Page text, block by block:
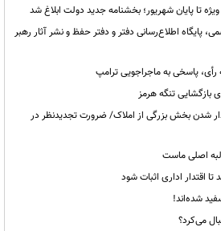
تا پایان شهریور؛ بخشنامه جدید دولت ابلاغ شد
پایگاه اطلاع‌رسانی دفتر و دفتر حفظ و نشر آثار رهبر
رأی، پاسخی به ماجراجویی ترامپ
بازگشایی تنگه هرمز
شدن بخش بزرگی از املاک/ ضرورت تجدیدنظر در
اصلی ماست
اقتدار اداری اثبات شود
شده‌اند!